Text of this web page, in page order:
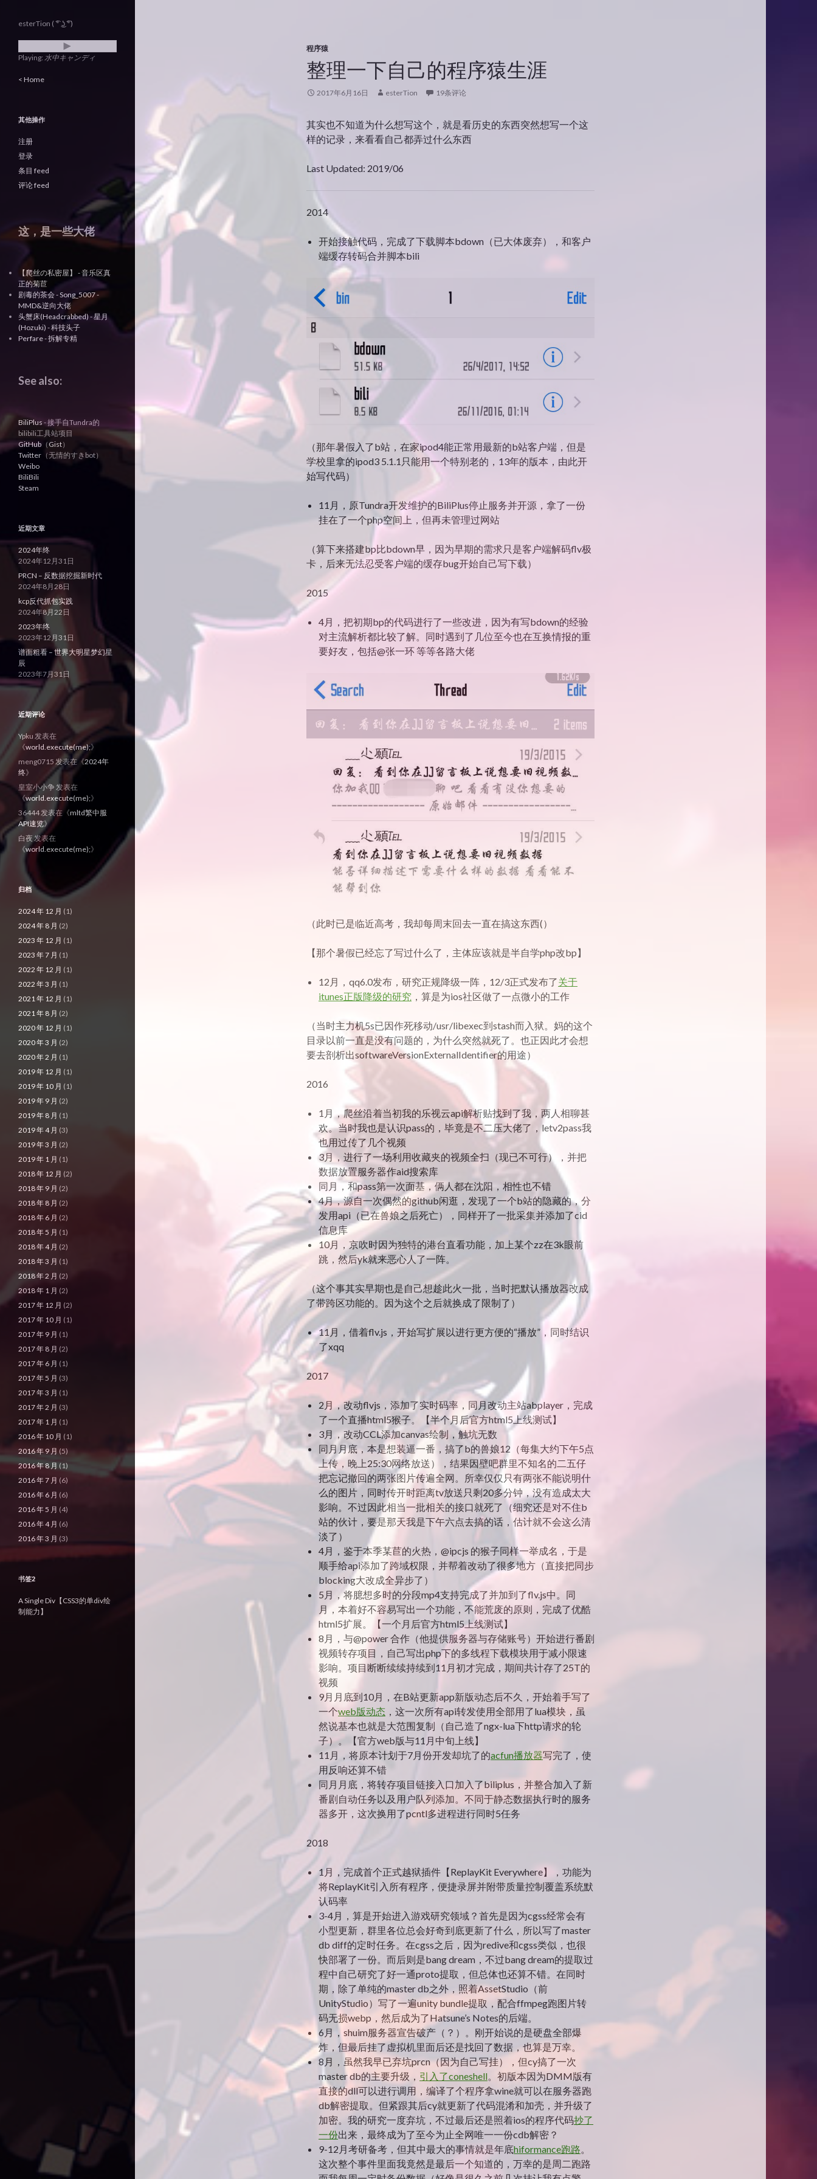
程序猿
整理一下自己的程序猿生涯
2017年6月16日 esterTion 19条评论
其实也不知道为什么想写这个，就是看历史的东西突然想写一个这
样的记录，来看看自己都弄过什么东西
Last Updated: 2019/06
2014
开始接触代码，完成了下载脚本bdown（已大体废弃），和客户
端缓存转码合并脚本bili
（那年暑假入了b站，在家ipod4能正常用最新的b站客户端，但是
学校里拿的ipod3 5.1.1只能用一个特别老的，13年的版本，由此开
始写代码）
11月，原Tundra开发维护的BiliPlus停止服务并开源，拿了一份
挂在了一个php空间上，但再未管理过网站
（算下来搭建bp比bdown早，因为早期的需求只是客户端解码flv极
卡，后来无法忍受客户端的缓存bug开始自己写下载）
2015
4月，把初期bp的代码进行了一些改进，因为有写bdown的经验
对主流解析都比较了解。同时遇到了几位至今也在互换情报的重
要好友，包括@张一环 等等各路大佬
（此时已是临近高考，我却每周末回去一直在搞这东西(）
【那个暑假已经忘了写过什么了，主体应该就是半自学php改bp】
12月，qq6.0发布，研究正规降级一阵，12/3正式发布了关于
itunes正版降级的研究 ，算是为ios社区做了一点微小的工作
（当时主力机5s已因作死移动/usr/libexec到stash而入狱。妈的这个
目录以前一直是没有问题的，为什么突然就死了。也正因此才会想
要去剖析出softwareVersionExternalIdentifier的用途）
2016
1月，爬丝沿着当初我的乐视云api解析贴找到了我，两人相聊甚
欢。当时我也是认识pass的，毕竟是不二压大佬了，letv2pass我
也用过传了几个视频
3月，进行了一场利用收藏夹的视频全扫（现已不可行），并把
数据放置服务器作aid搜索库
同月，和pass第一次面基，俩人都在沈阳，相性也不错
4月，源自一次偶然的github闲逛，发现了一个b站的隐藏的，分
发用api（已在兽娘之后死亡），同样开了一批采集并添加了cid
信息库
10月，京吹时因为独特的港台直看功能，加上某个zz在3k眼前
跳，然后yk就来恶心人了一阵。
（这个事其实早期也是自己想趁此火一批，当时把默认播放器改成
了带跨区功能的。因为这个之后就换成了限制了）
11月，借着flv.js，开始写扩展以进行更方便的“播放”，同时结识
了xqq
2017
2月，改动flvjs，添加了实时码率，同月改动主站abplayer，完成
了一个直播html5猴子。【半个月后官方html5上线测试】
3月，改动CCL添加canvas绘制，触坑无数
同月月底，本是想装逼一番，搞了b的兽娘12（每集大约下午5点
上传，晚上25:30网络放送），结果因壁吧群里不知名的二五仔
把忘记撤回的两张图片传遍全网。所幸仅仅只有两张不能说明什
么的图片，同时传开时距离tv放送只剩20多分钟，没有造成太大
影响。不过因此相当一批相关的接口就死了（细究还是对不住b
站的伙计，要是那天我是下午六点去搞的话，估计就不会这么清
淡了）
4月，鉴于本季某苣的火热，@ipcjs 的猴子同样一举成名，于是
顺手给api添加了跨域权限，并帮着改动了很多地方（直接把同步
blocking大改成全异步了）
5月，将臆想多时的分段mp4支持完成了并加到了flv.js中。同
月，本着好不容易写出一个功能，不能荒废的原则，完成了优酷
html5扩展。【一个月后官方html5上线测试】
8月，与@power 合作（他提供服务器与存储账号）开始进行番剧
视频转存项目，自己写出php下的多线程下载模块用于减小限速
影响。项目断断续续持续到11月初才完成，期间共计存了25T的
视频
9月月底到10月，在B站更新app新版动态后不久，开始着手写了
一个web版动态 ，这一次所有api转发使用全部用了lua模块，虽
然说基本也就是大范围复制（自己造了ngx-lua下http请求的轮
子）。【官方web版与11月中旬上线】
11月，将原本计划于7月份开发却坑了的acfun播放器写完了，使
用反响还算不错
同月月底，将转存项目链接入口加入了biliplus，并整合加入了新
番剧自动任务以及用户队列添加。不同于静态数据执行时的服务
器多开，这次换用了pcntl多进程进行同时5任务
2018
1月，完成首个正式越狱插件【ReplayKit Everywhere】，功能为
将ReplayKit引入所有程序，便捷录屏并附带质量控制覆盖系统默
认码率
3-4月，算是开始进入游戏研究领域？首先是因为cgss经常会有
小型更新，群里各位总会好奇到底更新了什么，所以写了master
db diff的定时任务。在cgss之后，因为redive和cgss类似，也很
快部署了一份。而后则是bang dream，不过bang dream的提取过
程中自己研究了好一通proto提取，但总体也还算不错。在同时
期，除了单纯的master db之外，照着AssetStudio（前
UnityStudio）写了一遍unity bundle提取，配合ffmpeg跑图片转
码无损webp，然后成为了Hatsune’s Notes的后端。
6月，shuim服务器宣告破产（？）。刚开始说的是硬盘全部爆
炸，但最后挂了虚拟机里面后还是找回了数据，也算是万幸。
8月，虽然我早已弃坑prcn（因为自己写挂），但cy搞了一次
master db的主要升级， 引入了coneshell 。初版本因为DMM版有
直接的dll可以进行调用，编译了个程序拿wine就可以在服务器跑
db解密提取。但紧跟其后cy就更新了代码混淆和加壳，并升级了
加密。我的研究一度弃坑，不过最后还是照着ios的程序代码抄了
一份出来，最终成为了至今为止全网唯一一份cdb解密？
9-12月考研备考，但其中最大的事情就是年底hiformance跑路
这次整个事件里面我竟然是最后一个知道的，万幸的是周二跑路
esterTion ( ͡° ͜ʖ ͡°)
Playing: 水中キャンディ
< Home
其他操作
注册
登录
条目 feed
评论 feed
这，是一些大佬
【爬丝の私密屋】 - 音乐区真
正的菊苣
剧毒的茶会 - Song_5007 -
MMD&逆向大佬
头蟹床(Headcrabbed) - 星月
(Hozuki) - 科技头子
Perfare - 拆解专精
See also:
BiliPlus - 接手自Tundra的
bilibili工具站项目
GitHub （Gist）
Twitter （无情的すきbot）
Weibo
BiliBili
Steam
近期文章
2024年终
2024年12月31日
PRCN – 反数据挖掘新时代
2024年8月28日
kcp反代抓包实践
2024年8月22日
2023年终
2023年12月31日
谱面粗看 – 世界大明星梦幻星
辰
2023年7月31日
近期评论
Ypku 发表在
《world.execute(me);》
meng0715 发表在《2024年
终》
皇室小小争发表在
《world.execute(me);》
36444发表在《mltd繁中服
API速览》
白夜发表在
《world.execute(me);》
归档
2024 年 12 月 (1)
2024 年 8 月 (2)
2023 年 12 月 (1)
2023 年 7 月 (1)
2022 年 12 月 (1)
2022 年 3 月 (1)
2021 年 12 月 (1)
2021 年 8 月 (2)
2020 年 12 月 (1)
2020 年 3 月 (2)
2020 年 2 月 (1)
2019 年 12 月 (1)
2019 年 10 月 (1)
2019 年 9 月 (2)
2019 年 8 月 (1)
2019 年 4 月 (3)
2019 年 3 月 (2)
2019 年 1 月 (1)
2018 年 12 月 (2)
2018 年 9 月 (2)
2018 年 8 月 (2)
2018 年 6 月 (2)
2018 年 5 月 (1)
2018 年 4 月 (2)
2018 年 3 月 (1)
2018 年 2 月 (2)
2018 年 1 月 (2)
2017 年 12 月 (2)
2017 年 10 月 (1)
2017 年 9 月 (1)
2017 年 8 月 (2)
2017 年 6 月 (1)
2017 年 5 月 (3)
2017 年 3 月 (1)
2017 年 2 月 (3)
2017 年 1 月 (1)
2016 年 10 月 (1)
2016 年 9 月 (5)
2016 年 8 月 (1)
2016 年 7 月 (6)
2016 年 6 月 (6)
2016 年 5 月 (4)
2016 年 4 月 (6)
2016 年 3 月 (3)
书签2
A Single Div【CSS3的单div绘
制能力】